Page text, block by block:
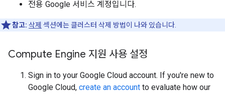
전용 Google 서비스 계정입니다.
참고: 삭제 섹션에는 클러스터 삭제 방법이 나와 있습니다.
Compute Engine 지원 사용 설정
Sign in to your Google Cloud account. If you're new to
Google Cloud, create an account to evaluate how our